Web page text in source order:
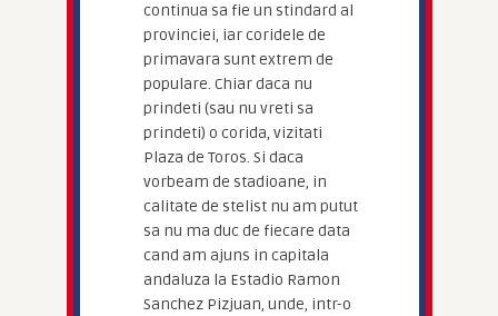
continua sa fie un stindard al
provinciei, iar coridele de
primavara sunt extrem de
populare. Chiar daca nu
prindeti (sau nu vreti sa
prindeti) o corida, vizitati
Plaza de Toros. Si daca
vorbeam de stadioane, in
calitate de stelist nu am putut
sa nu ma duc de fiecare data
cand am ajuns in capitala
andaluza la Estadio Ramon
Sanchez Pizjuan, unde, intr-o